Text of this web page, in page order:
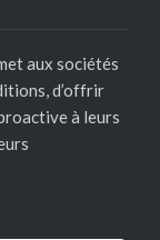
aux sociétés
d’offrir
à leurs